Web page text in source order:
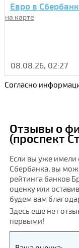
Евро в
на карте
08.08.26, 02:27
Согласно
Отзывы о
(проспект
Если вы уже имели
Сбербанка, вы
рейтинга банков
оценку или
будем вам
Здесь еще нет
первыми!